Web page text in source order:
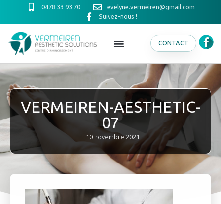
0478 33 93 70
evelyne.vermeiren@gmail.com
Suivez-nous !
CONTACT
VERMEIREN-AESTHETIC-
07
10 novembre 2021